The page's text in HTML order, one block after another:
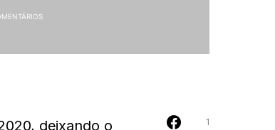
1
deixando o